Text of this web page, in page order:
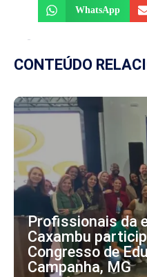
WhatsApp
CONTEÚDO
Profissionais da
Caxambu
Congresso de
Campanha, MG